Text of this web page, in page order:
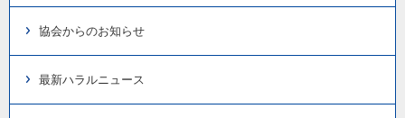
協会からのお知らせ
最新ハラルニュース